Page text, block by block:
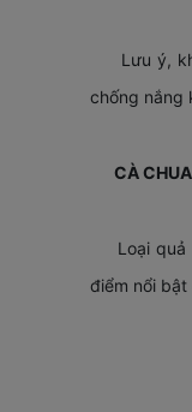
Lưu ý,
chống nắng
CÀ CHUA
Loại
điểm nổi bật